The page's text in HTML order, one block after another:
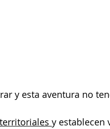
y esta aventura no
territoriales y establecen